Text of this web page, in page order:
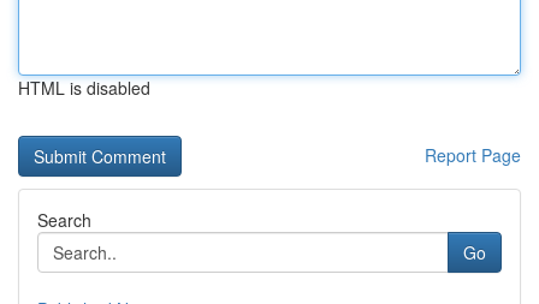
HTML is disabled
Report Page
Search
Go